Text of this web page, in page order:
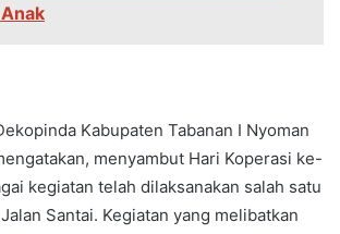
Kabupaten Tabanan I Nyoman
menyambut Hari Koperasi ke-
kegiatan telah dilaksanakan salah satu
Santai. Kegiatan yang melibatkan